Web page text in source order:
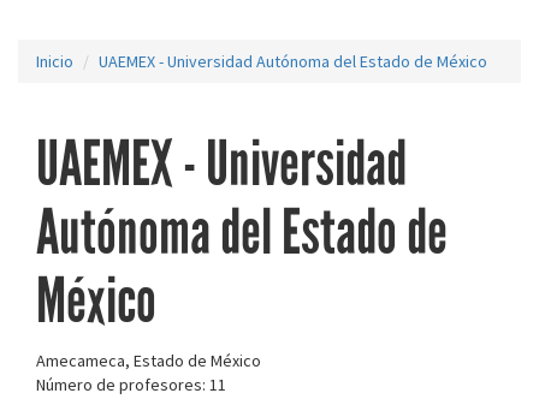
Inicio UAEMEX - Universidad Autónoma del Estado de México
UAEMEX - Universidad
Autónoma del Estado de
México
Amecameca, Estado de México
Número de profesores: 11